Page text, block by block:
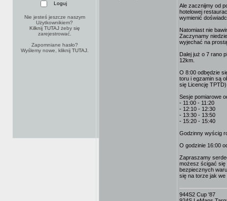
Nie jesteś jeszcze naszym
Użytkownikiem?
Kilknij TUTAJżeby się
zarejestrować.
Zapomniane hasło?
Wyślemy nowe, kliknij TUTAJ.
Ale zacznijmy od
hotelowej
wymienić
Natomiast nie
Zaczynamy
wyjechać na
Dalej już o 7 rano
12km.
O 8:00 odbędzie
toru i egzamin są
się Licencję
Sesje pomiarowe
- 11:00 - 11:20
- 12:10 - 12:30
- 13:30 - 13:50
- 15:20 - 15:40
Godzinny wyścig
O godzinie 16:00
Zapraszamy
możesz ścigać się
bezpiecznych
się na torze jak we
944S2 Cup '87